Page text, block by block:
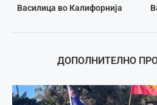
Василица во Калифорнија
ДОПОЛНИТЕЛНО